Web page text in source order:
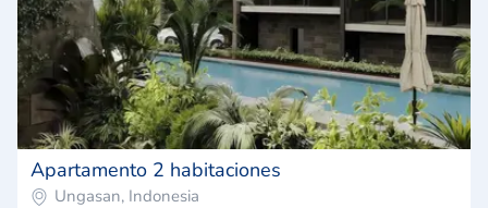
Apartamento 2 habitaciones
Ungasan, Indonesia